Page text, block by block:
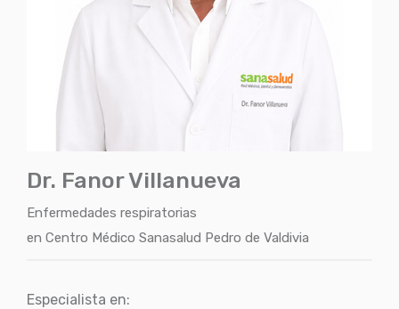
Dr. Fanor Villanueva
Enfermedades respiratorias
en Centro Médico Sanasalud Pedro de Valdivia
Especialista en: